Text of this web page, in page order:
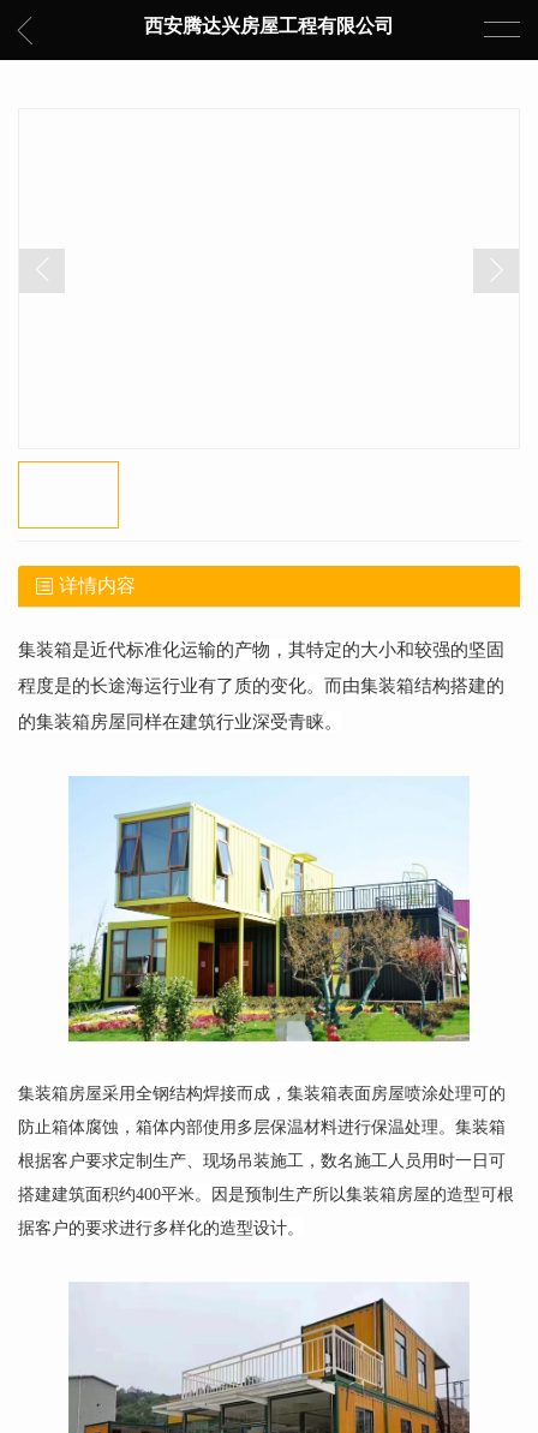
西安腾达兴房屋工程有限公司
详情内容
集装箱是近代标准化运输的产物，其特定的大小和较强的坚固
程度是的长途海运行业有了质的变化。而由集装箱结构搭建的
的集装箱房屋同样在建筑行业深受青睐。
集装箱房屋采用全钢结构焊接而成，集装箱表面房屋喷涂处理可的
防止箱体腐蚀，箱体内部使用多层保温材料进行保温处理。集装箱
根据客户要求定制生产、现场吊装施工，数名施工人员用时一日可
搭建建筑面积约400平米。因是预制生产所以集装箱房屋的造型可根
据客户的要求进行多样化的造型设计。